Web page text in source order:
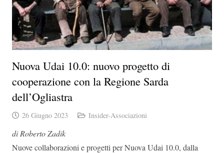
Nuova Udai 10.0: nuovo progetto di
cooperazione con la Regione Sarda
dell’Ogliastra
26 Giugno 2023 Insider-Associazioni
di Roberto Zadik
Nuove collaborazioni e progetti per Nuova Udai 10.0, dalla